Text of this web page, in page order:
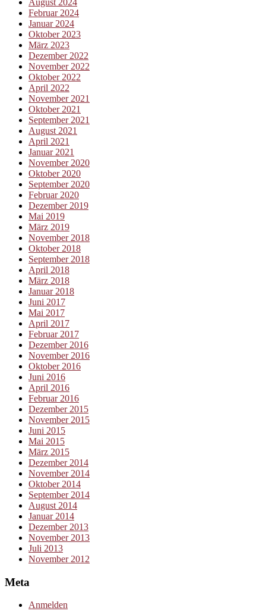
Februar 2024
Januar 2024
Oktober 2023
März 2023
Dezember 2022
November 2022
Oktober 2022
April 2022
November 2021
Oktober 2021
September 2021
August 2021
April 2021
Januar 2021
November 2020
Oktober 2020
September 2020
Februar 2020
Dezember 2019
Mai 2019
März 2019
November 2018
Oktober 2018
September 2018
April 2018
März 2018
Januar 2018
Juni 2017
Mai 2017
April 2017
Februar 2017
Dezember 2016
November 2016
Oktober 2016
Juni 2016
April 2016
Februar 2016
Dezember 2015
November 2015
Juni 2015
Mai 2015
März 2015
Dezember 2014
November 2014
Oktober 2014
September 2014
August 2014
Januar 2014
Dezember 2013
November 2013
Juli 2013
November 2012
Meta
Anmelden